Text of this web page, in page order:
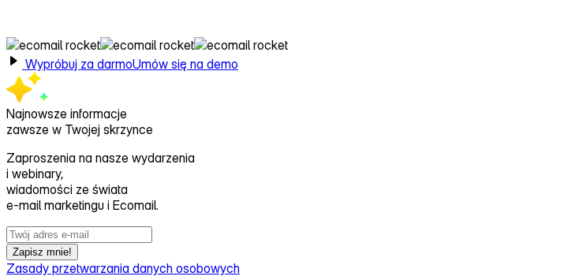
Wypróbuj za darmoUmów się na demo
Najnowsze informacje
zawsze w Twojej skrzynce
Zaproszenia na nasze wydarzenia
i webinary,
wiadomości ze świata
e‑mail marketingu i Ecomail.
Zapisz mnie!
Zasady przetwarzania danych osobowych